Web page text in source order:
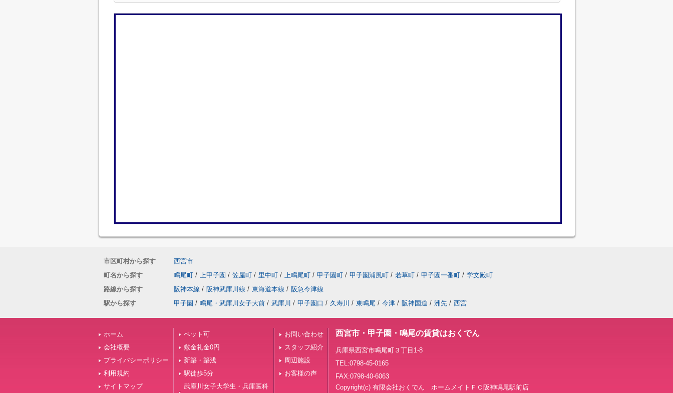
市区町村から探す
西宮市
町名から探す
鳴尾町 / 上甲子園 / 笠屋町 / 里中町 / 上鳴尾町 / 甲子園町 / 甲子園浦風町 / 若草町 / 甲子園一番町 / 学文殿町
路線から探す
阪神本線 / 阪神武庫川線 / 東海道本線 / 阪急今津線
駅から探す
甲子園 / 鳴尾・武庫川女子大前 / 武庫川 / 甲子園口 / 久寿川 / 東鳴尾 / 今津 / 阪神国道 / 洲先 / 西宮
ホーム
会社概要
プライバシーポリシー
利用規約
サイトマップ
ペット可
敷金礼金0円
新築・築浅
駅徒歩5分
武庫川女子大学生・兵庫医科
お問い合わせ
スタッフ紹介
周辺施設
お客様の声
西宮市・甲子園・鳴尾の賃貸はおくでん
兵庫県西宮市鳴尾町３丁目1-8
TEL:0798-45-0165
FAX:0798-40-6063
Copyright(c) 有限会社おくでん ホームメイトＦＣ阪神鳴尾駅前店